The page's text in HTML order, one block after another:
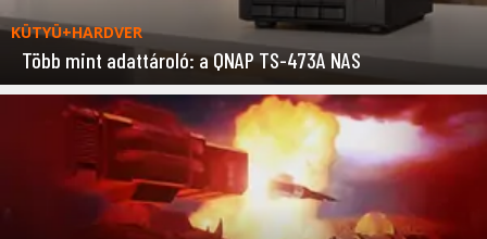
KÜTYÜ+HARDVER
Több mint adattároló: a QNAP TS-473A NAS